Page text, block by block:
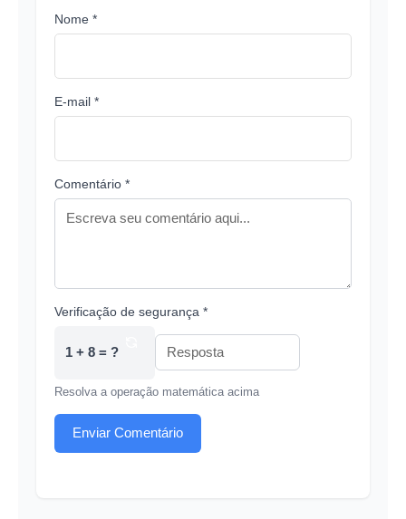
Nome *
E-mail *
Comentário *
Verificação de segurança *
1 + 8 = ?
Resolva a operação matemática acima
Enviar Comentário